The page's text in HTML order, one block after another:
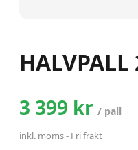
HALVPALL
3 399 kr / pall
inkl. moms- Fri frakt